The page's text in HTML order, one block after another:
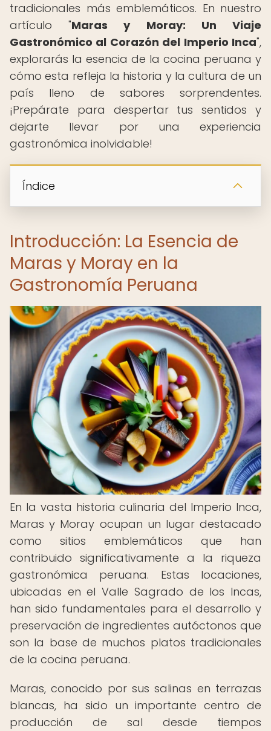
tradicionales más emblemáticos. En nuestro
artículo "Maras y Moray: Un Viaje
Gastronómico al Corazón del Imperio Inca",
explorarás la esencia de la cocina peruana y
cómo esta refleja la historia y la cultura de un
país lleno de sabores sorprendentes.
¡Prepárate para despertar tus sentidos y
dejarte llevar por una experiencia
gastronómica inolvidable!
Índice
Introducción: La Esencia de
Maras y Moray en la
Gastronomía Peruana
En la vasta historia culinaria del Imperio Inca,
Maras y Moray ocupan un lugar destacado
como sitios emblemáticos que han
contribuido significativamente a la riqueza
gastronómica peruana. Estas locaciones,
ubicadas en el Valle Sagrado de los Incas,
han sido fundamentales para el desarrollo y
preservación de ingredientes autóctonos que
son la base de muchos platos tradicionales
de la cocina peruana.
Maras, conocido por sus salinas en terrazas
blancas, ha sido un importante centro de
producción de sal desde tiempos